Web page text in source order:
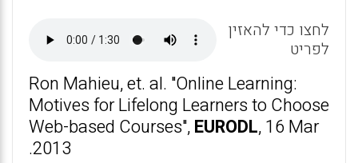
A
p
p
o
o
k
לחצו כדי להאזין
לפריט
Ron Mahieu, et. al. "Online Learning:
Motives for Lifelong Learners to Choose
Web-based Courses",EURODL, 16 Mar
2013.